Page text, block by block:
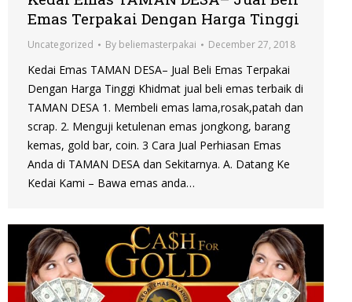
Emas Terpakai Dengan Harga Tinggi
Uncategorized By beliemasterpakai December 27, 2018
Kedai Emas TAMAN DESA– Jual Beli Emas Terpakai
Dengan Harga Tinggi Khidmat jual beli emas terbaik di
TAMAN DESA 1. Membeli emas lama,rosak,patah dan
scrap. 2. Menguji ketulenan emas jongkong, barang
kemas, gold bar, coin. 3 Cara Jual Perhiasan Emas
Anda di TAMAN DESA dan Sekitarnya. A. Datang Ke
Kedai Kami – Bawa emas anda…